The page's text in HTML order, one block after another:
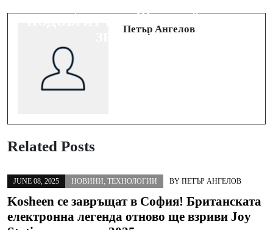
болница „Шейново“
ЗРИТЕЛИТЕ
Петър Ангелов
Related Posts
JUNE 08, 2025 НОВИНИ ТЕХНОЛОГИИ BY ПЕТЪР АНГЕЛОВ
Kosheen се завръщат в София! Британската
електронна легенда отново ще взриви Joy